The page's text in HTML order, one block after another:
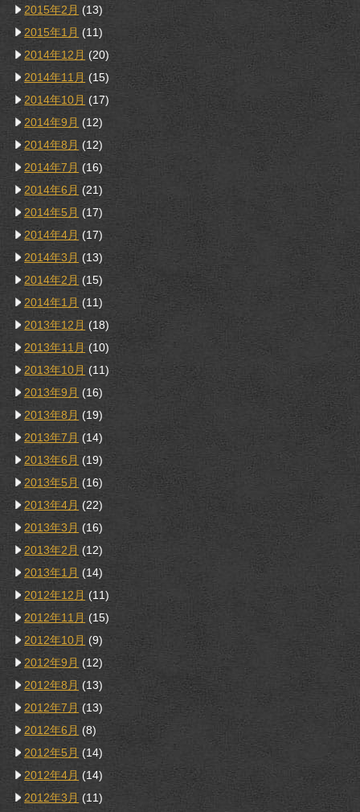
2015年2月 (13)
2015年1月 (11)
2014年12月 (20)
2014年11月 (15)
2014年10月 (17)
2014年9月 (12)
2014年8月 (12)
2014年7月 (16)
2014年6月 (21)
2014年5月 (17)
2014年4月 (17)
2014年3月 (13)
2014年2月 (15)
2014年1月 (11)
2013年12月 (18)
2013年11月 (10)
2013年10月 (11)
2013年9月 (16)
2013年8月 (19)
2013年7月 (14)
2013年6月 (19)
2013年5月 (16)
2013年4月 (22)
2013年3月 (16)
2013年2月 (12)
2013年1月 (14)
2012年12月 (11)
2012年11月 (15)
2012年10月 (9)
2012年9月 (12)
2012年8月 (13)
2012年7月 (13)
2012年6月 (8)
2012年5月 (14)
2012年4月 (14)
2012年3月 (11)